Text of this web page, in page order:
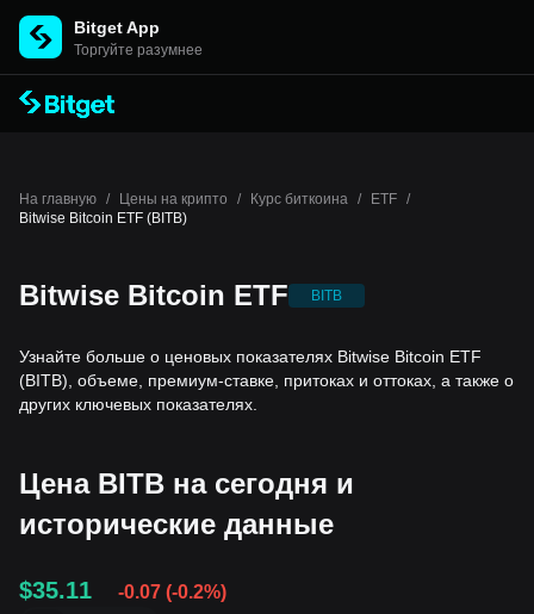
Bitget App
Торгуйте разумнее
На главную / Цены на крипто / Курс биткоина / ETF /
Bitwise Bitcoin ETF (BITB)
Bitwise Bitcoin ETF BITB
Узнайте больше о ценовых показателях Bitwise Bitcoin ETF
(BITB), объеме, премиум-ставке, притоках и оттоках, а также о
других ключевых показателях.
Цена BITB на сегодня и
исторические данные
$35.11 -0.07 (-0.2%)